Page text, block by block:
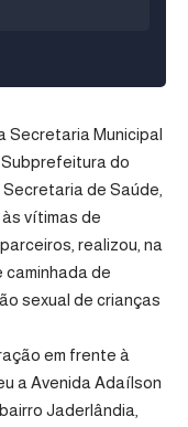
Secretaria Municipal
do
de Saúde,
vítimas de
realizou, na
caminhada de
sexual de crianças
em frente à
a Avenida Adaílson
Jaderlândia,